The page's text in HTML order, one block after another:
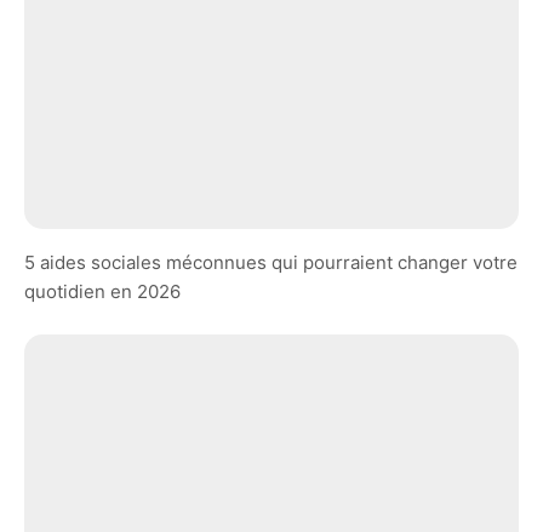
5 aides sociales méconnues qui pourraient changer votre
quotidien en 2026